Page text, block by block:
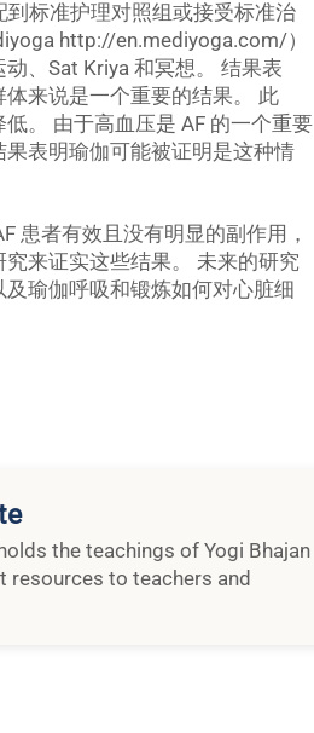
标准护理对照组或接受标准治
http://en.mediyoga.com/）
、Sat Kriya 和冥想。 结果表
来说是一个重要的结果。 此
。 由于高血压是 AF 的一个重要
表明瑜伽可能被证明是这种情
患者有效且没有明显的副作用，
来证实这些结果。 未来的研究
瑜伽呼吸和锻炼如何对心脏细
the teachings of Yogi Bhajan
resources to teachers and